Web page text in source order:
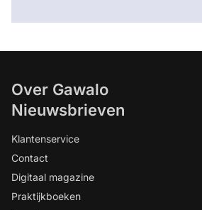
Over Gawalo
Nieuwsbrieven
Klantenservice
Contact
Digitaal magazine
Praktijkboeken